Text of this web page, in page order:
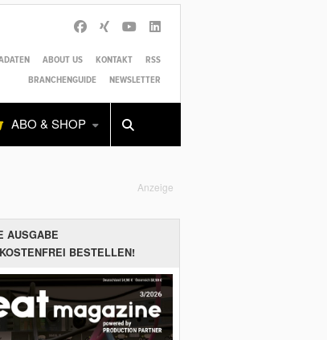
ABOUT US KONTAKT
RSS
BRANCHENGUIDE
NEWSLETTER
ABO & SHOP
Shop SUCHEN
Anzeige
AUSGABE
BESTELLEN!